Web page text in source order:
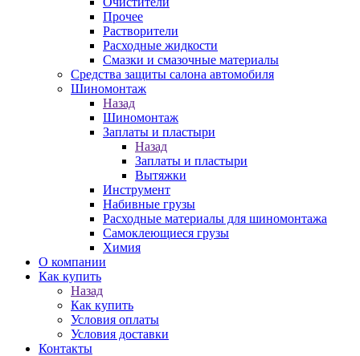
Прочее
Растворители
Расходные жидкости
Смазки и смазочные материалы
Средства защиты салона автомобиля
Шиномонтаж
Назад
Шиномонтаж
Заплаты и пластыри
Назад
Заплаты и пластыри
Вытяжки
Инструмент
Набивные грузы
Расходные материалы для шиномонтажа
Самоклеющиеся грузы
Химия
О компании
Как купить
Назад
Как купить
Условия оплаты
Условия доставки
Контакты